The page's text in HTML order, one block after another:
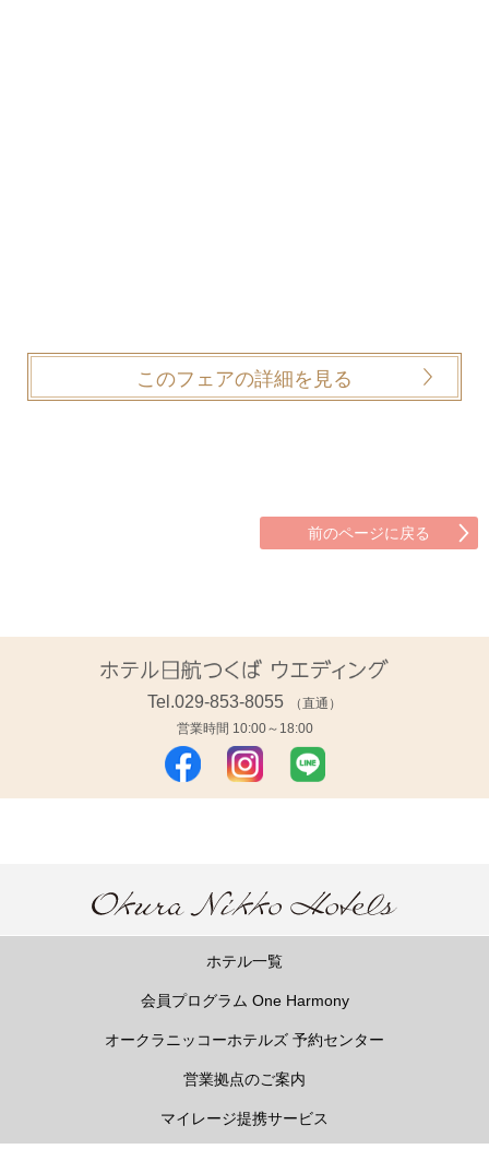
このフェアの詳細を見る
前のページに戻る
Tel.029-853-8055
（直通）
営業時間 10:00～18:00
ホテル一覧
会員プログラム One Harmony
オークラニッコーホテルズ 予約センター
営業拠点のご案内
マイレージ提携サービス